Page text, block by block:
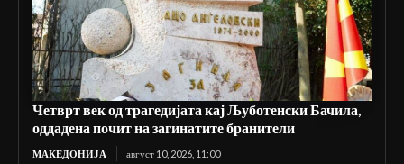
Четврт век од трагедијата кај Љуботенски Бачила,
оддадена почит на загинатите бранители
МАКЕДОНИЈА август 10, 2026, 11:00